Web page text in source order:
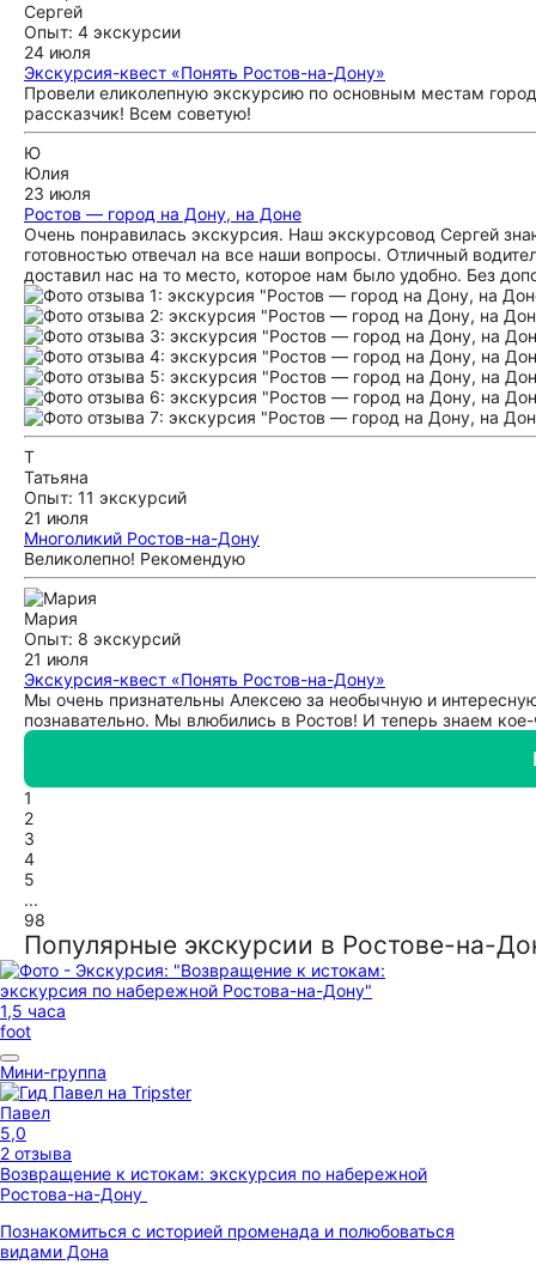
Сергей
Опыт: 4 экскурсии
24 июля
Экскурсия-квест «Понять Ростов-на-Дону»
Провели еликолепную экскурсию по основным местам
рассказчик! Всем советую!
Ю
Юлия
23 июля
Ростов — город на Дону, на Доне
Очень понравилась экскурсия. Наш экскурсовод Сергей
готовностью отвечал на все наши вопросы. Отличный
доставил нас на то место, которое нам было удобно. Без
Т
Татьяна
Опыт: 11 экскурсий
21 июля
Многоликий Ростов-на-Дону
Великолепно! Рекомендую
Мария
Опыт: 8 экскурсий
21 июля
Экскурсия-квест «Понять Ростов-на-Дону»
Мы очень признательны Алексею за необычную и
познавательно. Мы влюбились в Ростов! И теперь знаем
1
2
3
4
5
...
98
Популярные экскурсии в Ростове-на-
1,5 часа
foot
Мини-группа
Павел
5,0
2 отзыва
Возвращение к истокам: экскурсия по набережной
Ростова-на-Дону
Познакомиться с историей променада и полюбоваться
видами Дона